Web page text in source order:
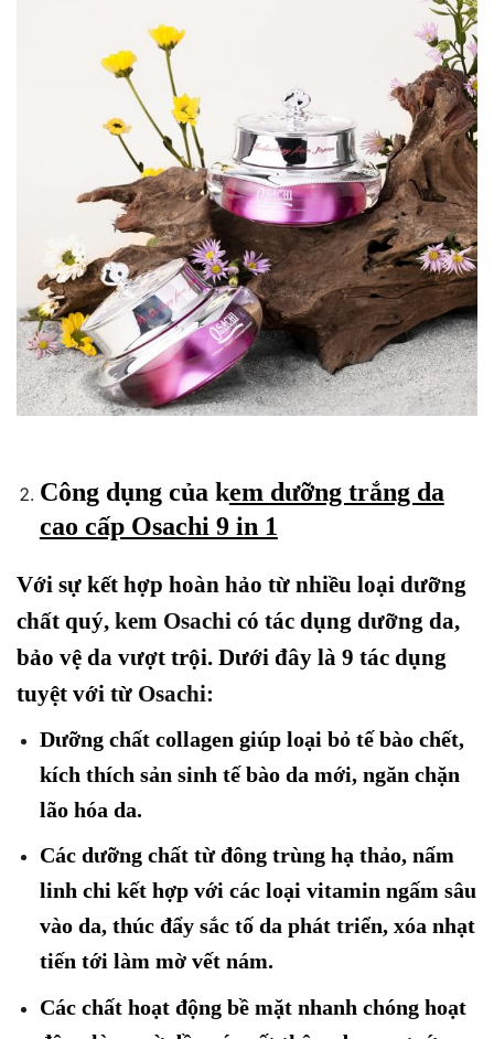
Công dụng của kem dưỡng trắng da
cao cấp Osachi 9 in 1
Với sự kết hợp hoàn hảo từ nhiều loại dưỡng
chất quý, kem Osachi có tác dụng dưỡng da,
bảo vệ da vượt trội. Dưới đây là 9 tác dụng
tuyệt với từ Osachi:
Dưỡng chất collagen giúp loại bỏ tế bào chết,
kích thích sản sinh tế bào da mới, ngăn chặn
lão hóa da.
Các dưỡng chất từ đông trùng hạ thảo, nấm
linh chi kết hợp với các loại vitamin ngấm sâu
vào da, thúc đẩy sắc tố da phát triển, xóa nhạt
tiến tới làm mờ vết nám.
Các chất hoạt động bề mặt nhanh chóng hoạt